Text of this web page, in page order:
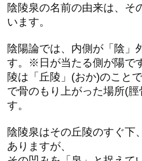
陰陵泉の名前の由来は、そ
います。
陰陽論では、内側が「陰」
す。※日が当たる側が陽で
陵は「丘陵」(おか)のこと
で骨のもり上がった場所(
す。
陰陵泉はその丘陵のすぐ下
ありますが、